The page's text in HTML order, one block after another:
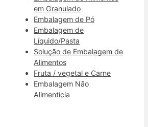
em Granulado
Embalagem de Pó
Embalagem de
Líquido/Pasta
Solução de Embalagem de
Alimentos
Fruta / vegetal e Carne
Embalagem Não
Alimentícia